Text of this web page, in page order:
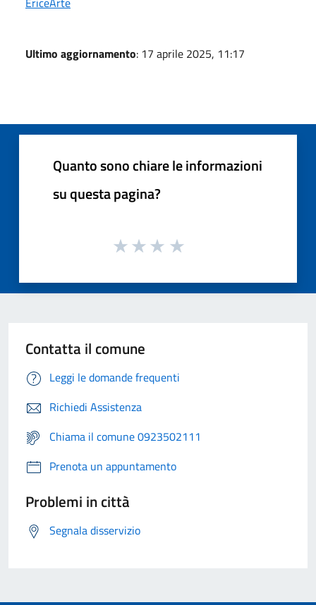
Ultimo aggiornamento: 17 aprile 2025, 11:17
Quanto sono chiare le informazioni
su questa pagina?
Contatta il comune
Leggi le domande frequenti
Richiedi Assistenza
Chiama il comune 0923502111
Prenota un appuntamento
Problemi in città
Segnala disservizio